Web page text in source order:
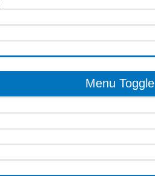
Menu Toggle